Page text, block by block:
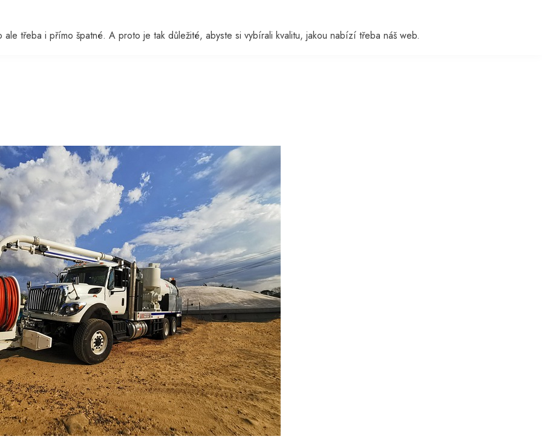
třeba i přímo špatné. A proto je tak důležité, abyste si vybírali kvalitu, jakou nabízí třeba náš web.